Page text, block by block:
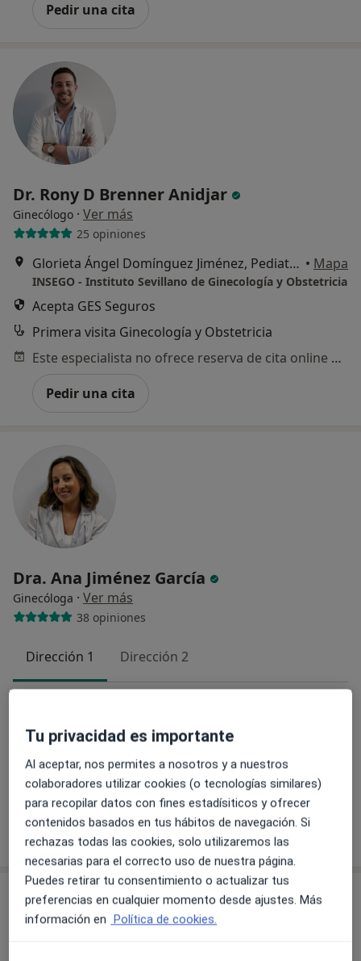
Pedir una cita
Dr. Rony D Brenner Anidjar
Ginecólogo · Ver más
25 opiniones
Glorieta Ángel Domínguez Jiménez, Pediatra, 2 – Castilleja de la Cuesta, Castilleja de la Cuesta • Mapa
INSEGO - Instituto Sevillano de Ginecología y Obstetricia
Acepta GES Seguros
Primera visita Ginecología y Obstetricia
Este especialista no ofrece reserva de cita online en esta dirección.
Pedir una cita
Dra. Ana Jiménez García
Ginecóloga · Ver más
38 opiniones
Dirección 1 Dirección 2
Acepta GES Seguros
Primera visita Ginecología y Obstetricia
Pedir una cita
Tu privacidad es importante
Al aceptar, nos permites a nosotros y a nuestros
colaboradores utilizar cookies (o tecnologías similares)
para recopilar datos con fines estadísiticos y ofrecer
contenidos basados en tus hábitos de navegación. Si
rechazas todas las cookies, solo utilizaremos las
necesarias para el correcto uso de nuestra página.
Puedes retirar tu consentimiento o actualizar tus
preferencias en cualquier momento desde ajustes. Más
información en Política de cookies.